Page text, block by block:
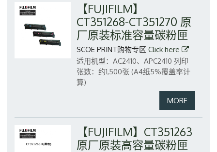
【FUJIFILM】
CT351268-CT351270 原
厂原装标准容量碳粉匣
SCOE PRINT购物专区 Click here
适用机型：AC2410、APC2410 列印
张数：约1,500张 (A4纸5%覆盖率计
算)
【FUJIFILM】CT351263
原厂原装高容量碳粉匣